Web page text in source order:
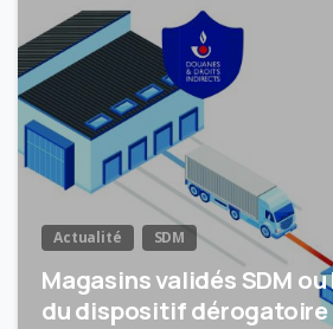
Actualité SDM
Magasins validés SDM
du dispositif